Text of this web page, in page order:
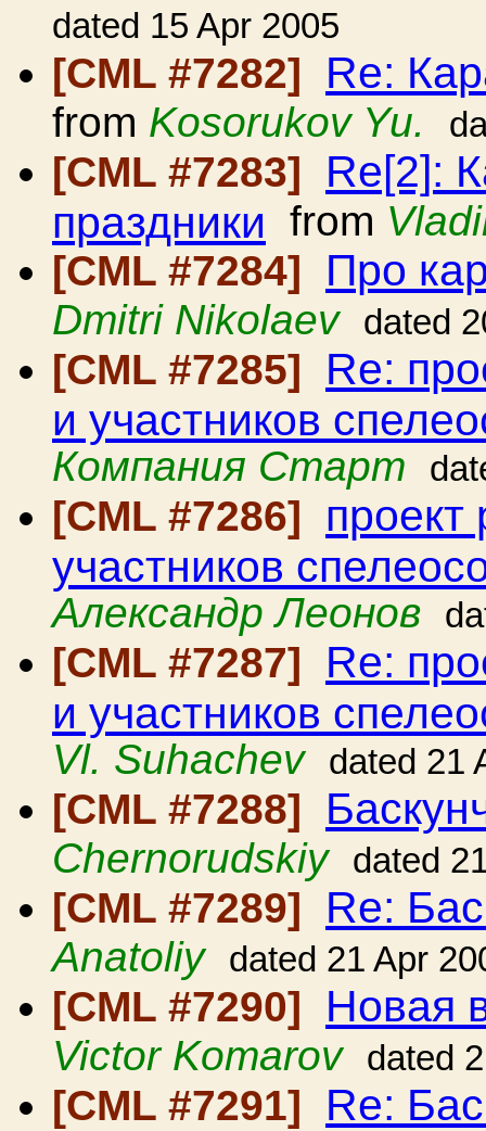
dated 15 Apr 2005
[CML #7282] Re:
from Kosorukov Yu.
[CML #7283] Re[2]:
праздники from
[CML #7284]
Про
Dmitri Nikolaev dated
[CML #7285] Re:
и участников
Компания Старт
[CML #7286] проект
участников
Александр Леонов
[CML #7287] Re:
и участников
Vl. Suhachev
dated 21
[CML #7288]
Chernorudskiy dated
[CML #7289] Re:
Anatoliy dated 21 Apr
[CML #7290] Новая
Victor Komarov dated
[CML #7291] Re: